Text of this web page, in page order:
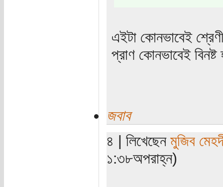
এইটা কোনভাবেই
প্রাণ কোনভাবেই বিনষ্ট
জবাব
৪ | লিখেছেন মুজিব
১:৩৮অপরাহ্ন)